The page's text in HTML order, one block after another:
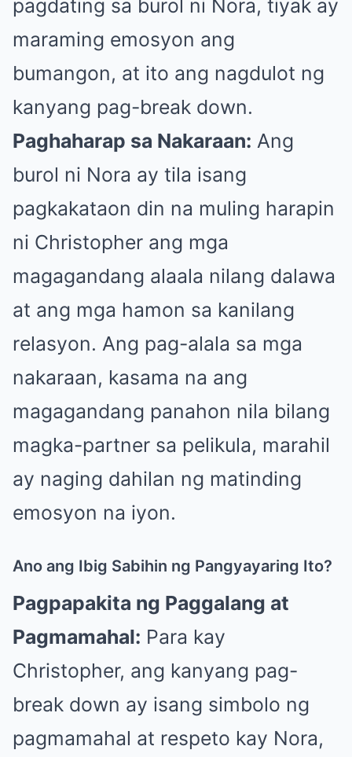
pagdating sa burol ni Nora, tiyak ay
maraming emosyon ang
bumangon, at ito ang nagdulot ng
kanyang pag-break down.
Paghaharap sa Nakaraan: Ang
burol ni Nora ay tila isang
pagkakataon din na muling harapin
ni Christopher ang mga
magagandang alaala nilang dalawa
at ang mga hamon sa kanilang
relasyon. Ang pag-alala sa mga
nakaraan, kasama na ang
magagandang panahon nila bilang
magka-partner sa pelikula, marahil
ay naging dahilan ng matinding
emosyon na iyon.
Ano ang Ibig Sabihin ng Pangyayaring Ito?
Pagpapakita ng Paggalang at
Pagmamahal: Para kay
Christopher, ang kanyang pag-
break down ay isang simbolo ng
pagmamahal at respeto kay Nora,